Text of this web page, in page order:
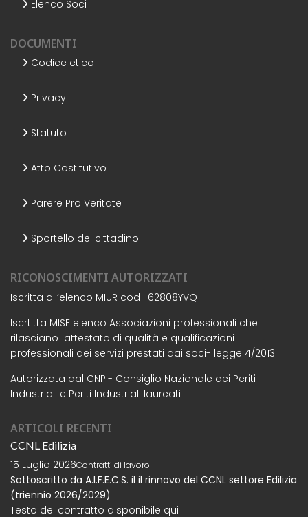
Elenco Soci
DOCUMENTI
Codice etico
Privacy
Statuto
Atto Costitutivo
Parere Pro Veritate
Sportello del cittadino
RICONOSCIMENTI AUTORIZZATI
Iscritta all’elenco MIUR cod : 62808YVQ
Iscrtitta MISE elenco Associazioni professionali che
rilasciano attestato di qualità e qualificazioni
professionali dei servizi prestati dai soci- legge 4/2013
Autorizzata dal CNPI- Consiglio Nazionale dei Periti
Industriali e Periti Industriali laureati
ARTICOLI RECENTI
CCNL Edilizia
15 Luglio 2026Contratti di lavoro
Sottoscritto da A.I.F.E.C.S. il il rinnovo del CCNL settore Edilizia
(triennio 2026/2029)
Testo del contratto disponibile qui